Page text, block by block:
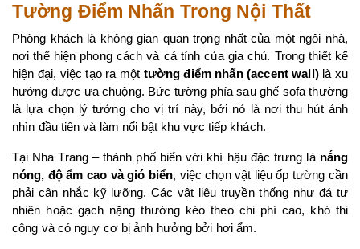
Tường Điểm Nhấn Trong Nội Thất
Phòng khách là không gian quan trọng nhất của một ngôi nhà,
nơi thể hiện phong cách và cá tính của gia chủ. Trong thiết kế
hiện đại, việc tạo ra một tường điểm nhấn (accent wall) là xu
hướng được ưa chuộng. Bức tường phía sau ghế sofa thường
là lựa chọn lý tưởng cho vị trí này, bởi nó là nơi thu hút ánh
nhìn đầu tiên và làm nổi bật khu vực tiếp khách.
Tại Nha Trang – thành phố biển với khí hậu đặc trưng là nắng
nóng, độ ẩm cao và gió biển, việc chọn vật liệu ốp tường cần
phải cân nhắc kỹ lưỡng. Các vật liệu truyền thống như đá tự
nhiên hoặc gạch nặng thường kéo theo chi phí cao, khó thi
công và có nguy cơ bị ảnh hưởng bởi hơi ẩm.